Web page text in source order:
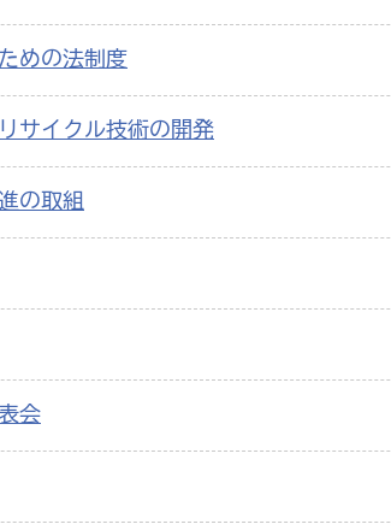
めの法制度
サイクル技術の開発
の取組
会